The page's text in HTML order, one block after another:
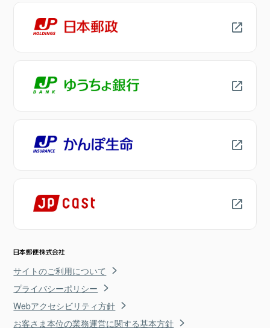
サイトのご利用について
プライバシーポリシー
Webアクセシビリティ方針
お客さま本位の業務運営に関する基本方針